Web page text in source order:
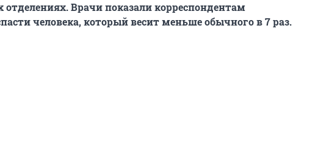
отделениях. Врачи показали корреспондентам
человека, который весит меньше обычного в 7 раз.